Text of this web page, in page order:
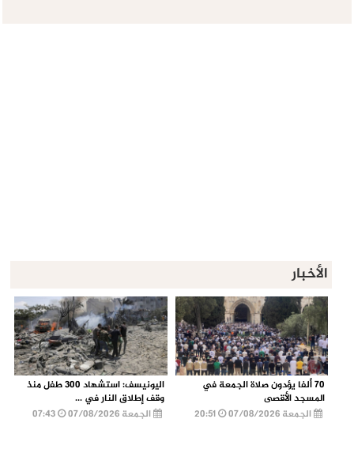
الأخبار
70 ألفا يؤدون صلاة الجمعة في
المسجد الأقصى
الجمعة 07/08/2026
اليونيسف: استشهاد 300 طفل منذ
وقف إطلاق النار في ...
الجمعة 07/08/2026
07:43